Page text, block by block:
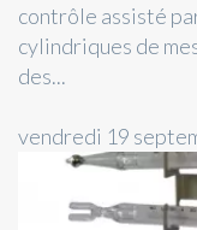
contrôle assisté
cylindriques de
des...
vendredi 19